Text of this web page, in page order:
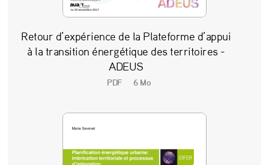
Retour d’expérience de la Plateforme d’appui
à la transition énergétique des territoires -
ADEUS
PDF 6 Mo